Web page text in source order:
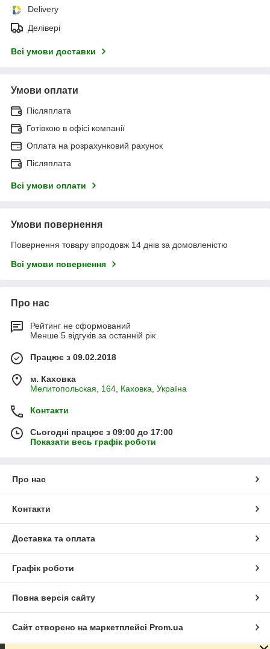
Delivery
Делівері
Всі умови доставки
Умови оплати
Післяплата
Готівкою в офісі компанії
Оплата на розрахунковий рахунок
Післяплата
Всі умови оплати
Умови повернення
Повернення товару впродовж 14 днів за домовленістю
Всі умови повернення
Про нас
Рейтинг не сформований
Менше 5 відгуків за останній рік
Працює з 09.02.2018
м. Каховка
Мелитопольская, 164, Каховка, Україна
Контакти
Сьогодні працює з 09:00 до 17:00
Показати весь графік роботи
Про нас
Контакти
Доставка та оплата
Графік роботи
Повна версія сайту
Сайт створено на маркетплейсі Prom.ua